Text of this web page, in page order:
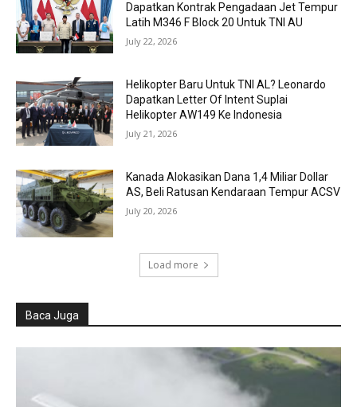
Dapatkan Kontrak Pengadaan Jet Tempur
Latih M346 F Block 20 Untuk TNI AU
July 22, 2026
Helikopter Baru Untuk TNI AL? Leonardo
Dapatkan Letter Of Intent Suplai
Helikopter AW149 Ke Indonesia
July 21, 2026
Kanada Alokasikan Dana 1,4 Miliar Dollar
AS, Beli Ratusan Kendaraan Tempur ACSV
July 20, 2026
Load more
Baca Juga